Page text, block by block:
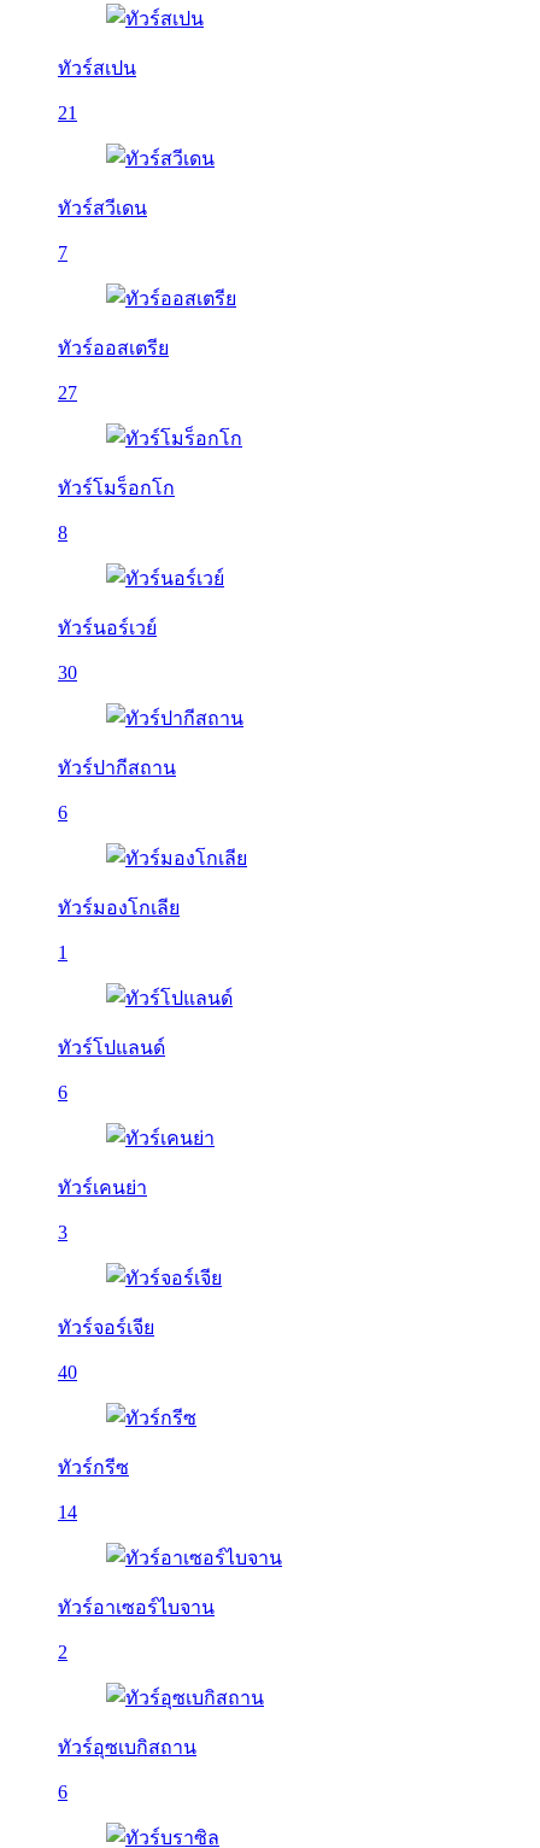
ทัวร์สเปน
21
ทัวร์สวีเดน
7
ทัวร์ออสเตรีย
27
ทัวร์โมร็อกโก
8
ทัวร์นอร์เวย์
30
ทัวร์ปากีสถาน
6
ทัวร์มองโกเลีย
1
ทัวร์โปแลนด์
6
ทัวร์เคนย่า
3
ทัวร์จอร์เจีย
40
ทัวร์กรีซ
14
ทัวร์อาเซอร์ไบจาน
2
ทัวร์อุซเบกิสถาน
6